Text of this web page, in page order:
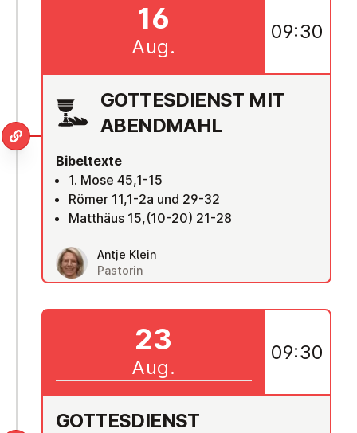
GOT­TES­DIENST MIT
ABENDMAHL
Bibeltexte
1. Mose 45,1-15
Römer 11,1-2a und 29-32
Matthäus 15,(10-20) 21-28
Antje Klein
Pastorin
16
Aug.
09:30
GOT­TES­DIENST
23
Aug.
09:30